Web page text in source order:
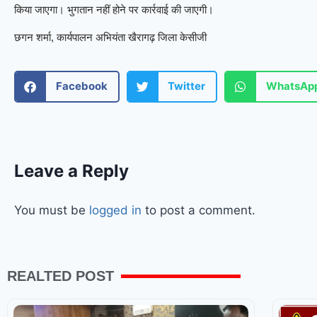
किया जाएगा। भुगतान नहीं होने पर कार्रवाई की जाएगी।
छगन शर्मा, कार्यपालन अभियंता खैरागढ़ जिला केसीजी
Facebook Twitter
Leave a Reply
You must be logged in to post a comment.
REALTED POST